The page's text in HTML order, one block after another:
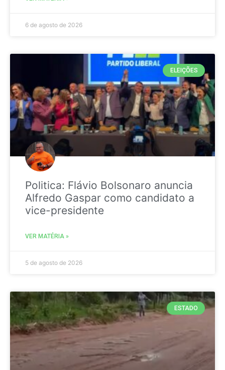
6 de agosto de 2026
ELEIÇÕES
Politica: Flávio Bolsonaro anuncia
Alfredo Gaspar como candidato a
vice-presidente
VER MATÉRIA »
5 de agosto de 2026
ESTADO